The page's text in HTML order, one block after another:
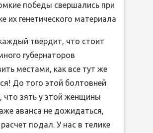
победы свершались при
их генетического материала
твердит, что стоит
губернаторов
местами, как все тут же
До того этой болтовней
что зять у этой женщины
аванса не дожидаться,
расчет подал. У нас в телике